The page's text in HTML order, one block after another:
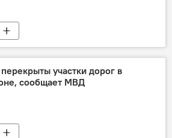
участки дорог в
сообщает МВД